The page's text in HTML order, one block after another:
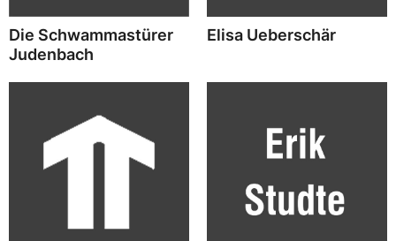
Die Schwammastürer
Judenbach
Elisa Ueberschär